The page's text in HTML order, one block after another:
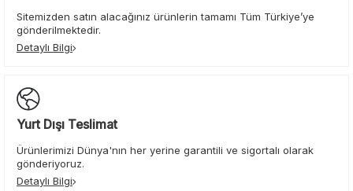
Sitemizden satın alacağınız ürünlerin tamamı Tüm Türkiye’ye
gönderilmektedir.
Detaylı Bilgi
Yurt Dışı Teslimat
Ürünlerimizi Dünya'nın her yerine garantili ve sigortalı olarak
gönderiyoruz.
Detaylı Bilgi